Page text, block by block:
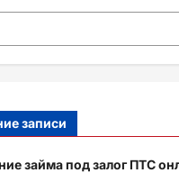
записи
займа под залог ПТС